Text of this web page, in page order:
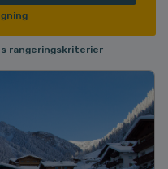
rangeringskriterier